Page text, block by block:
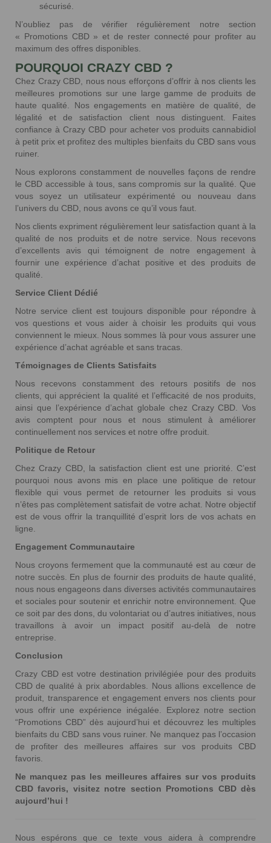
6 avis
sécurisé.
N’oubliez pas de vérifier régulièrement notre section
« Promotions CBD » et de rester connecté pour profiter au
maximum des offres disponibles.
POURQUOI CRAZY CBD ?
Chez Crazy CBD, nous nous efforçons d’offrir à nos clients les
meilleures promotions sur une large gamme de produits de
haute qualité. Nos engagements en matière de qualité, de
légalité et de satisfaction client nous distinguent. Faites
confiance à Crazy CBD pour acheter vos produits cannabidiol
à petit prix et profitez des multiples bienfaits du CBD sans vous
ruiner.
Nous explorons constamment de nouvelles façons de rendre
le CBD accessible à tous, sans compromis sur la qualité. Que
vous soyez un utilisateur expérimenté ou nouveau dans
l’univers du CBD, nous avons ce qu’il vous faut.
Nos clients expriment régulièrement leur satisfaction quant à la
qualité de nos produits et de notre service. Nous recevons
d’excellents avis qui témoignent de notre engagement à
fournir une expérience d’achat positive et des produits de
qualité.
Service Client Dédié
Notre service client est toujours disponible pour répondre à
vos questions et vous aider à choisir les produits qui vous
conviennent le mieux. Nous sommes là pour vous assurer une
expérience d’achat agréable et sans tracas.
Témoignages de Clients Satisfaits
Nous recevons constamment des retours positifs de nos
clients, qui apprécient la qualité et l’efficacité de nos produits,
ainsi que l’expérience d’achat globale chez Crazy CBD. Vos
avis comptent pour nous et nous stimulent à améliorer
continuellement nos services et notre offre produit.
Politique de Retour
Chez Crazy CBD, la satisfaction client est une priorité. C’est
pourquoi nous avons mis en place une politique de retour
flexible qui vous permet de retourner les produits si vous
n’êtes pas complètement satisfait de votre achat. Notre objectif
est de vous offrir la tranquillité d’esprit lors de vos achats en
ligne.
Engagement Communautaire
Nous croyons fermement que la communauté est au cœur de
notre succès. En plus de fournir des produits de haute qualité,
nous nous engageons dans diverses activités communautaires
et sociales pour soutenir et enrichir notre environnement. Que
ce soit par des dons, du volontariat ou d’autres initiatives, nous
travaillons à avoir un impact positif au-delà de notre
entreprise.
Conclusion
Crazy CBD est votre destination privilégiée pour des produits
CBD de qualité à prix abordables. Nous allions excellence de
produit, transparence et engagement envers nos clients pour
vous offrir une expérience inégalée. Explorez notre section
“Promotions CBD” dès aujourd’hui et découvrez les multiples
bienfaits du CBD sans vous ruiner. Ne manquez pas l’occasion
de profiter des meilleures affaires sur vos produits CBD
favoris.
Ne manquez pas les meilleures affaires sur vos produits
CBD favoris, visitez notre section Promotions CBD dès
aujourd’hui !
Nous espérons que ce texte vous aidera à comprendre